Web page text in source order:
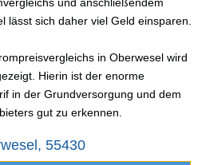
lässt sich daher viel Geld einsparen.
in Oberwesel wird
Hierin ist der enorme
in der Grundversorgung und dem
gut zu erkennen.
55430